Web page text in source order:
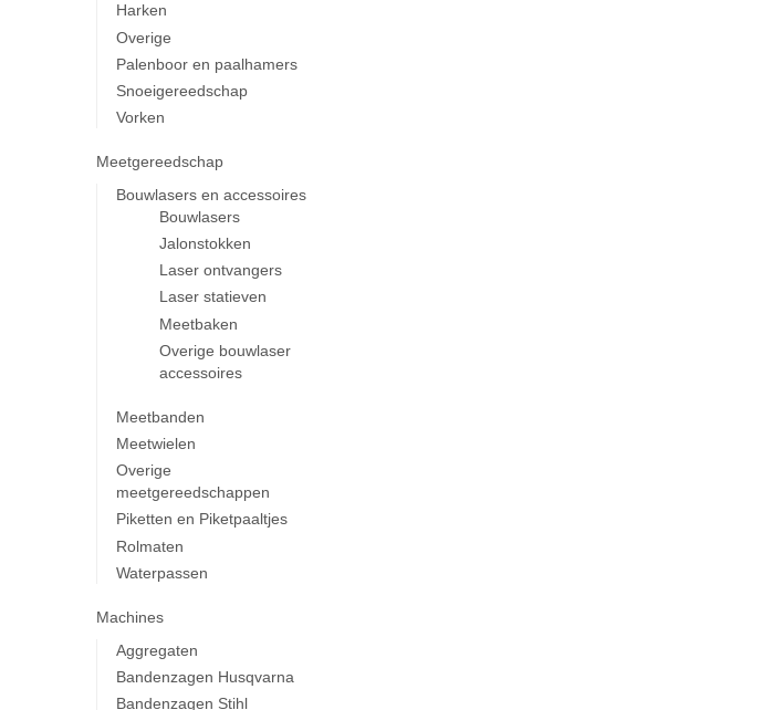
Harken
Overige
Palenboor en paalhamers
Snoeigereedschap
Vorken
Meetgereedschap
Bouwlasers en accessoires
Bouwlasers
Jalonstokken
Laser ontvangers
Laser statieven
Meetbaken
Overige bouwlaser
accessoires
Meetbanden
Meetwielen
Overige
meetgereedschappen
Piketten en Piketpaaltjes
Rolmaten
Waterpassen
Machines
Aggregaten
Bandenzagen Husqvarna
Bandenzagen Stihl